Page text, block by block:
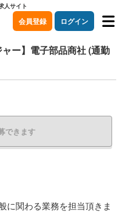
人サイト
会員登録 ログイン
ー】電子部品商社 (通勤
できます
に関わる業務を担当頂きま